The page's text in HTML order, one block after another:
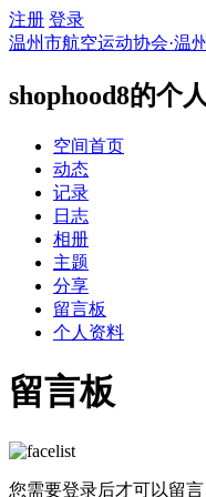
注册 登录
温州市航空运动协会·温
shophood8的个
空间首页
动态
记录
日志
相册
主题
分享
留言板
个人资料
留言板
您需要登录后才可以留言